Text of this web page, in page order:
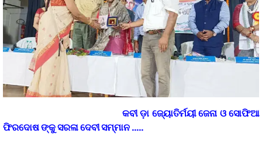
କବୀ ଡ଼ା ଜ୍ୟୋତିର୍ମୟୀ ଜେନା ଓ ସୋଫିଆ
ଫିରଦୋଷ ଙ୍କୁ ସରଳା ଦେବୀ ସମ୍ମାନ …..